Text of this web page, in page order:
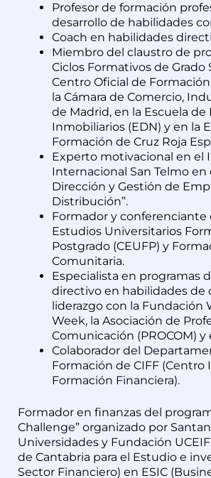
Profesor de formación
desarrollo de habilidades
Coach en habilidades
Miembro del claustro de
Ciclos Formativos de Grado
Centro Oficial de
la Cámara de Comercio,
de Madrid, en la Escuela de
Inmobiliarios (EDN) y en la
Formación de Cruz Roja
Experto motivacional en el
Internacional San Telmo en
Dirección y Gestión de
Distribución”.
Formador y conferenciante
Estudios Universitarios
Postgrado (CEUFP) y
Comunitaria.
Especialista en programas
directivo en habilidades de
liderazgo con la Fundación
Week, la Asociación de
Comunicación (PROCOM) y
Colaborador del
Formación de CIFF (Centro
Formación Financiera).
Formador en finanzas del
Challenge” organizado por
Universidades y Fundación
de Cantabria para el Estudio e
Sector Financiero) en ESIC